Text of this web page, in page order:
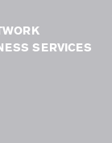
SERVICES